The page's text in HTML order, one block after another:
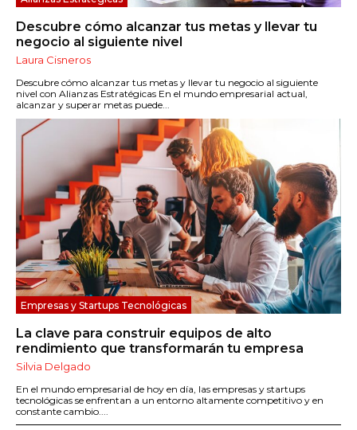
Descubre cómo alcanzar tus metas y llevar tu
negocio al siguiente nivel
Laura Cisneros
Descubre cómo alcanzar tus metas y llevar tu negocio al siguiente
nivel con Alianzas Estratégicas En el mundo empresarial actual,
alcanzar y superar metas puede...
Empresas y Startups Tecnológicas
La clave para construir equipos de alto
rendimiento que transformarán tu empresa
Silvia Delgado
En el mundo empresarial de hoy en día, las empresas y startups
tecnológicas se enfrentan a un entorno altamente competitivo y en
constante cambio....